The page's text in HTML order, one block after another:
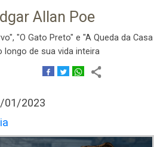
Allan Poe
"O Gato Preto" e "A Queda da Casa
longo de sua vida inteira
01/2023